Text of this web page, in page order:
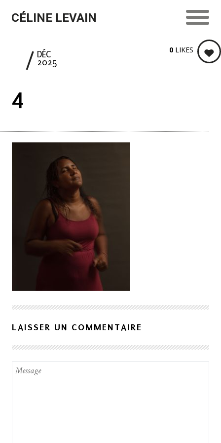
CÉLINE LEVAIN
DÉC
2025
4
0 LIKES
LAISSER UN COMMENTAIRE